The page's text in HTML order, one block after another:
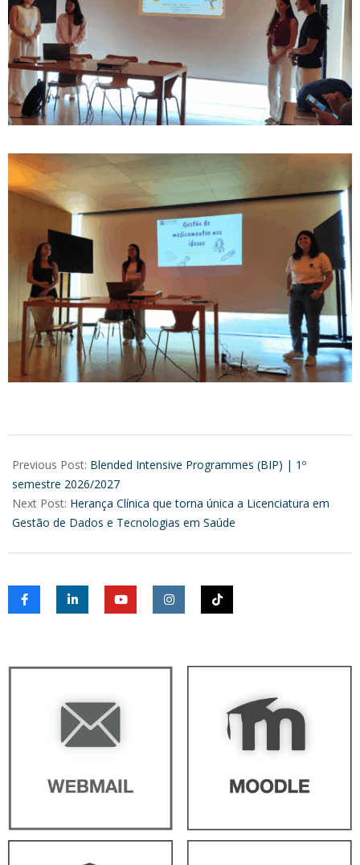
07-
02
Previous Post: Blended Intensive Programmes (BIP) | 1º
semestre 2026/2027
Next Post: Herança Clínica que torna única a Licenciatura em
Gestão de Dados e Tecnologias em Saúde